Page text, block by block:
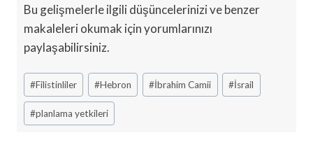
Bu gelişmelerle ilgili düşüncelerinizi ve benzer
makaleleri okumak için yorumlarınızı
paylaşabilirsiniz.
Post
Tags:
#Filistinliler #Hebron #İbrahim Camii #İsrail
#planlama yetkileri